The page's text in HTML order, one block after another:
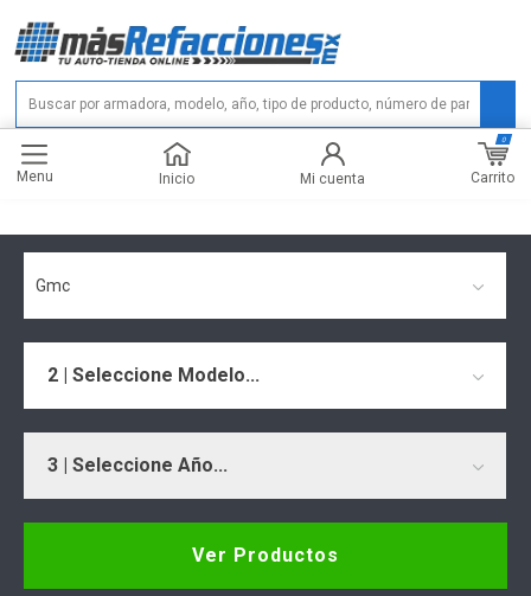
Menu Inicio Mi cuenta Carrito
0
Gmc
2 | Seleccione Modelo...
3 | Seleccione Año...
Ver Productos